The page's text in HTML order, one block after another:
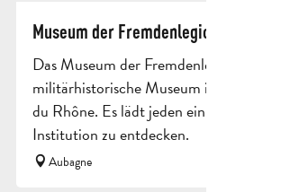
Museum der Fremdenlegion
Das Museum der Fremdenlegion ist das
militärhistorische Museum im
du Rhône. Es lädt jeden ein, diese
Institution zu entdecken.
Aubagne